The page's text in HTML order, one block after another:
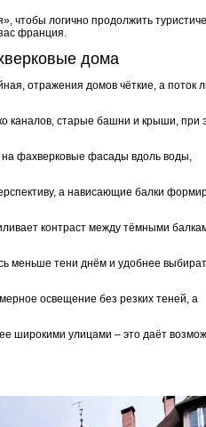
чтобы логично продолжить
франция.
дома
отражения домов чёткие, а поток
каналов, старые башни и крыши, при
фахверковые фасады вдоль воды,
а нависающие балки
контраст между тёмными
меньше тени днём и удобнее
освещение без резких теней, а
широкими улицами – это даёт